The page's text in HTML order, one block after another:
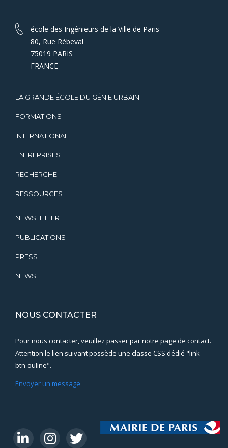
école des Ingénieurs de la Ville de Paris
80, Rue Rébeval
75019 PARIS
FRANCE
LA GRANDE ÉCOLE DU GÉNIE URBAIN
FORMATIONS
INTERNATIONAL
ENTREPRISES
RECHERCHE
RESSOURCES
NEWSLETTER
PUBLICATIONS
PRESS
NEWS
NOUS CONTACTER
Pour nous contacter, veuillez passer par notre page de contact.
Attention le lien suivant possède une classe CSS dédié "link-
btn-ouline".
Envoyer un message